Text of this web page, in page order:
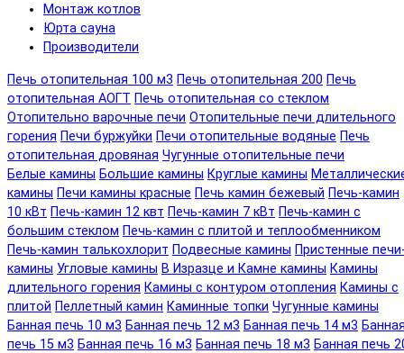
Монтаж котлов
Юрта сауна
Производители
Печь отопительная 100 м3 Печь отопительная 200 Печь
отопительная АОГТ Печь отопительная со стеклом
Отопительно варочные печи Отопительные печи длительного
горения Печи буржуйки Печи отопительные водяные Печь
отопительная дровяная Чугунные отопительные печи
Белые камины Большие камины Круглые камины
камины Печи камины красные Печь камин бежевый Печь-камин
10 кВт Печь-камин 12 квт Печь-камин 7 кВт Печь-камин с
большим стеклом Печь-камин с плитой и теплообменником
Печь-камин талькохлорит Подвесные камины Пристенные
камины Угловые камины В Изразце и Камне камины Камины
длительного горения Камины с контуром отопления Камины с
плитой Пеллетный камин Каминные топки Чугунные камины
Банная печь 10 м3 Банная печь 12 м3 Банная печь 14 м3
печь 15 м3 Банная печь 16 м3 Банная печь 18 м3 Банная печь